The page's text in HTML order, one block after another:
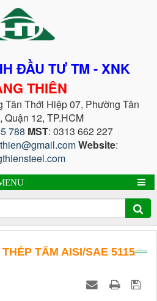
ĐẦU TƯ TM - XNK
THIÊN
Tân Thới Hiệp 07, Phường Tân
Quận 12, TP.HCM
788 MST: 0313 662 227
Website:
TẤM AISI/SAE 5115